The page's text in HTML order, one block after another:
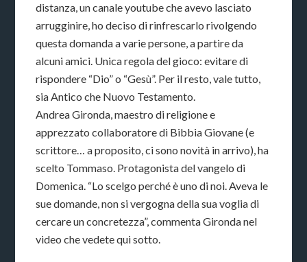
distanza, un canale youtube che avevo lasciato
arrugginire, ho deciso di rinfrescarlo rivolgendo
questa domanda a varie persone, a partire da
alcuni amici. Unica regola del gioco: evitare di
rispondere “Dio” o “Gesù”. Per il resto, vale tutto,
sia Antico che Nuovo Testamento.
Andrea Gironda, maestro di religione e
apprezzato collaboratore di Bibbia Giovane (e
scrittore… a proposito, ci sono novità in arrivo), ha
scelto Tommaso. Protagonista del vangelo di
Domenica. “Lo scelgo perché è uno di noi. Aveva le
sue domande, non si vergogna della sua voglia di
cercare un concretezza”, commenta Gironda nel
video che vedete qui sotto.